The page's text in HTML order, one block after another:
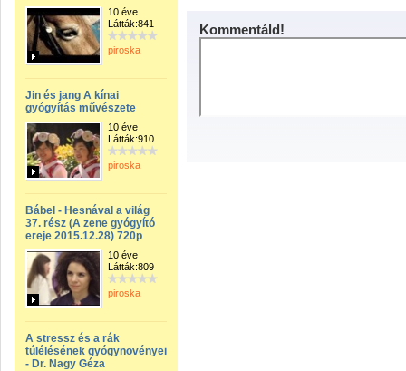
10 éve
Látták:841
piroska
Jin és jang A kínai
gyógyítás művészete
10 éve
Látták:910
piroska
Bábel - Hesnával a világ
37. rész (A zene gyógyító
ereje 2015.12.28) 720p
10 éve
Látták:809
piroska
A stressz és a rák
túlélésének gyógynövényei
- Dr. Nagy Géza
Kommentáld!